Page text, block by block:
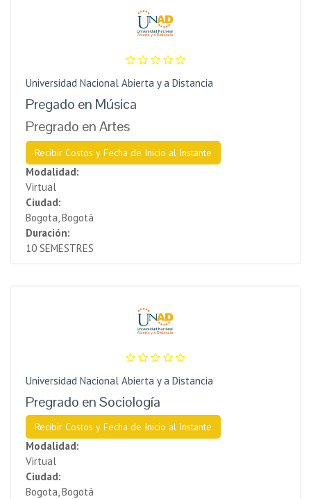
Universidad Nacional Abierta y a Distancia
Pregado en Música
Pregrado en Artes
Recibir Costos y Fecha de Inicio al Instante
Modalidad:
Virtual
Ciudad:
Bogota, Bogotá
Duración:
10 SEMESTRES
Universidad Nacional Abierta y a Distancia
Pregrado en Sociología
Recibir Costos y Fecha de Inicio al Instante
Modalidad:
Virtual
Ciudad:
Bogota, Bogotá